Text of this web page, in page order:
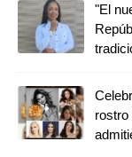
"El
rostro